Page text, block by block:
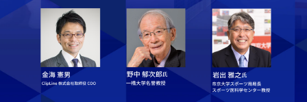
よくあるご質問